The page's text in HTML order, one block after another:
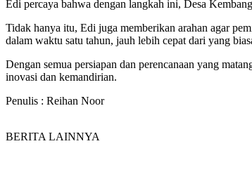
Edi percaya bahwa dengan langkah ini, Desa
Tidak hanya itu, Edi juga memberikan arahan agar
dalam waktu satu tahun, jauh lebih cepat dari yang
Dengan semua persiapan dan perencanaan yang
inovasi dan kemandirian.
Penulis : Reihan Noor
BERITA LAINNYA